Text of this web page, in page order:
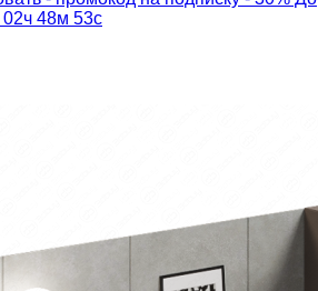
02ч 48м 52с